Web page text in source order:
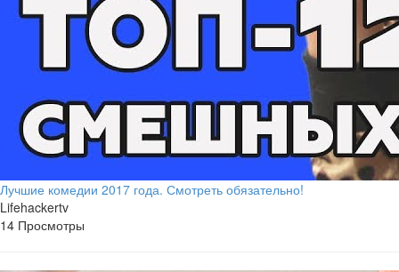
Лучшие комедии 2017 года. Смотреть обязательно!
Lifehackertv
14 Просмотры